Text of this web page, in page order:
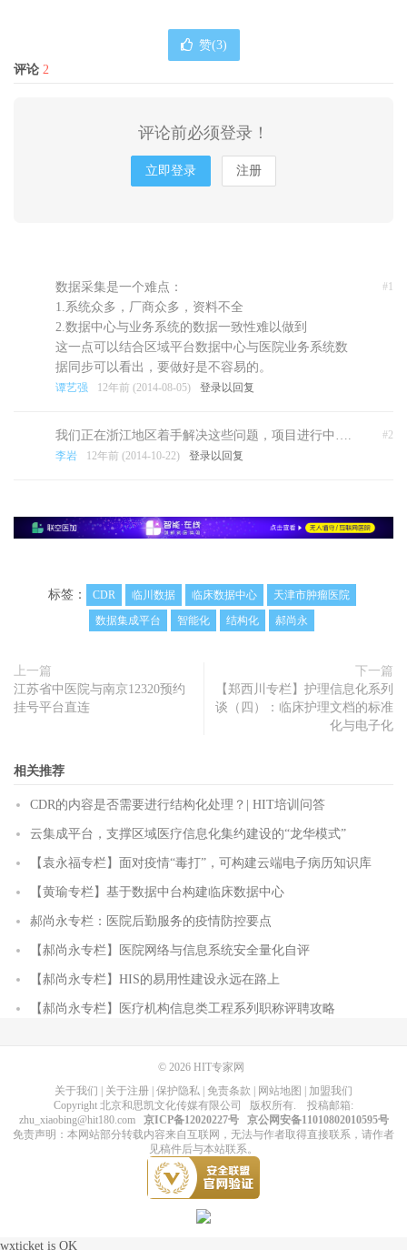
赞(3)
评论 2
评论前必须登录！
立即登录 注册
#1
数据采集是一个难点：
1.系统众多，厂商众多，资料不全
2.数据中心与业务系统的数据一致性难以做到
这一点可以结合区域平台数据中心与医院业务系统数
据同步可以看出，要做好是不容易的。
谭艺强 12年前 (2014-08-05) 登录以回复
#2
我们正在浙江地区着手解决这些问题，项目进行中….
李岩 12年前 (2014-10-22) 登录以回复
标签： CDR 临川数据 临床数据中心
天津市肿瘤医院
数据集成平台
智能化 结构化 郝尚永
上一篇
江苏省中医院与南京12320预约
挂号平台直连
下一篇
【郑西川专栏】护理信息化系列
谈（四）：临床护理文档的标准
化与电子化
相关推荐
CDR的内容是否需要进行结构化处理？| HIT培训问答
云集成平台，支撑区域医疗信息化集约建设的“龙华模式”
【袁永福专栏】面对疫情“毒打”，可构建云端电子病历知识库
【黄瑜专栏】基于数据中台构建临床数据中心
郝尚永专栏：医院后勤服务的疫情防控要点
【郝尚永专栏】医院网络与信息系统安全量化自评
【郝尚永专栏】HIS的易用性建设永远在路上
【郝尚永专栏】医疗机构信息类工程系列职称评聘攻略
© 2026 HIT专家网
关于我们
关于注册 保护隐私 免责条款 网站地图
加盟我们
Copyright 北京和思凯文化传媒有限公司 版权所有. 投稿邮箱:
zhu_xiaobing@hit180.com
京ICP备12020227号
京公网安备11010802010595号
免责声明：本网站部分转载内容来自互联网，无法与作者取得直接联系，请作者
见稿件后与本站联系。
wxticket is OK